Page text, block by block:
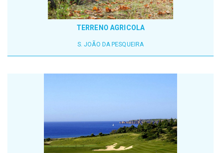
TERRENO AGRICOLA
S. JOÃO DA PESQUEIRA